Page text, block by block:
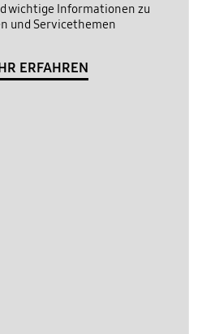
wichtige Informationen zu
und Servicethemen
ERFAHREN